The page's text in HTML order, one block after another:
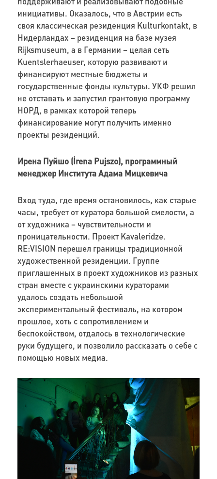
инициативы. Оказалось, что в Австрии есть
своя классическая резиденция Kulturkontakt, в
Нидерландах – резиденция на базе музея
Rijksmuseum, а в Германии – целая сеть
Kuentslerhaeuser, которую развивают и
финансируют местные бюджеты и
государственные фонды культуры. УКФ решил
не отставать и запустил грантовую программу
НОРД, в рамках которой теперь
финансирование могут получить именно
проекты резиденций.
Ирена Пуйшо (İrena Pujszo), программный
менеджер Института Адама Мицкевича
Вход туда, где время остановилось, как старые
часы, требует от куратора большой смелости, а
от художника – чувствительности и
проницательности. Проект Kavaleridze.
RE:VISION перешел границы традиционной
художественной резиденции. Группе
приглашенных в проект художников из разных
стран вместе с украинскими кураторами
удалось создать небольшой
экспериментальный фестиваль, на котором
прошлое, хоть с сопротивлением и
беспокойством, отдалось в технологические
руки будущего, и позволило рассказать о себе с
помощью новых медиа.